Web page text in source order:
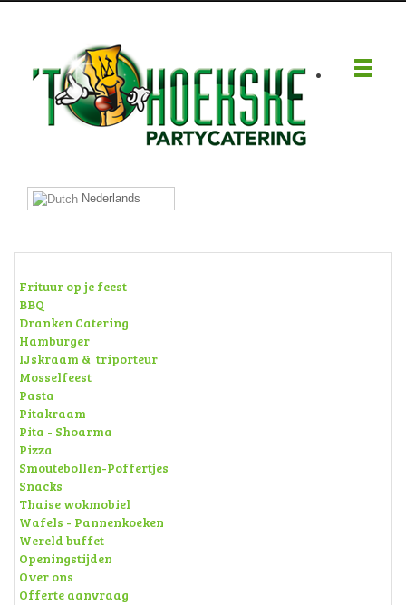
.
Nederlands
Frituur op je feest
BBQ
Dranken Catering
Hamburger
IJskraam & triporteur
Mosselfeest
Pasta
Pitakraam
Pita - Shoarma
Pizza
Smoutebollen-Poffertjes
Snacks
Thaise wokmobiel
Wafels - Pannenkoeken
Wereld buffet
Openingstijden
Over ons
Offerte aanvraag